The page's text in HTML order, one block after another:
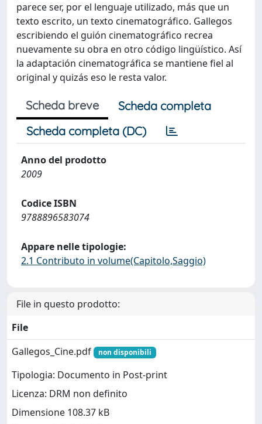
parece ser, por el lenguaje utilizado, más que un
texto escrito, un texto cinematográfico. Gallegos
escribiendo el guión cinematográfico recrea
nuevamente su obra en otro código lingüístico. Así
la adaptación cinematográfica se mantiene fiel al
original y quizás eso le resta valor.
Scheda breve
Scheda completa
Scheda completa (DC)
Anno del prodotto
2009
Codice ISBN
9788896583074
Appare nelle tipologie:
2.1 Contributo in volume(Capitolo,Saggio)
File in questo prodotto:
File
Gallegos_Cine.pdf
non disponibili
Tipologia: Documento in Post-print
Licenza: DRM non definito
Dimensione 108.37 kB